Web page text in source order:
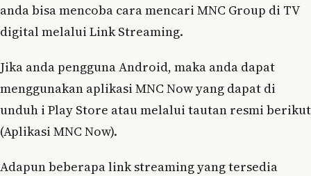
anda bisa mencoba cara mencari MNC Group di TV
digital melalui Link Streaming.
Jika anda pengguna Android, maka anda dapat
menggunakan aplikasi MNC Now yang dapat di
unduh i Play Store atau melalui tautan resmi berikut
(Aplikasi MNC Now).
Adapun beberapa link streaming yang tersedia